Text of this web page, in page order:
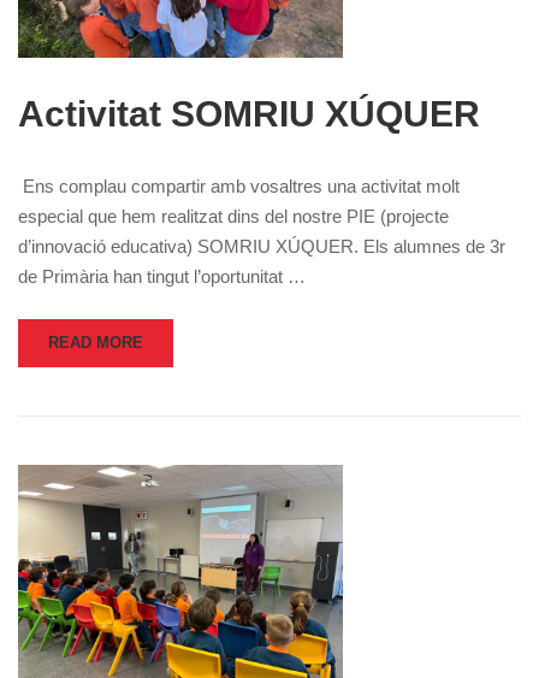
Activitat SOMRIU XÚQUER
Ens complau compartir amb vosaltres una activitat molt
especial que hem realitzat dins del nostre PIE (projecte
d’innovació educativa) SOMRIU XÚQUER. Els alumnes de 3r
de Primària han tingut l’oportunitat …
READ MORE